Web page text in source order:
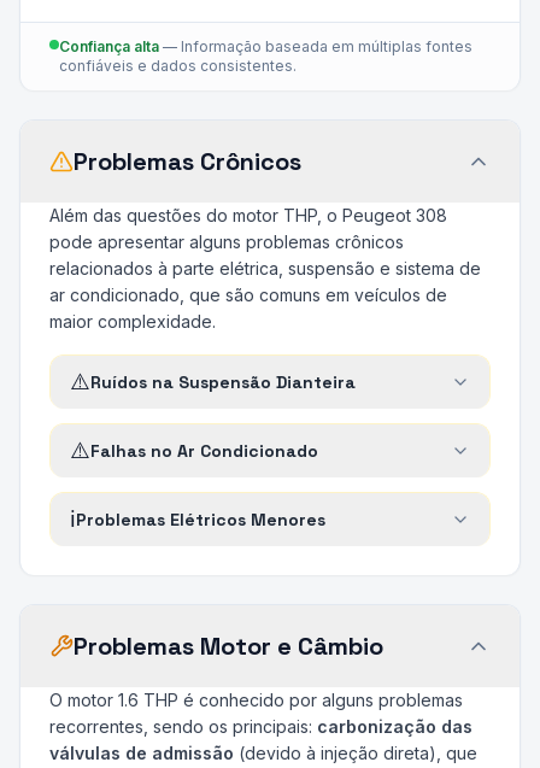
Confiança alta — Informação baseada em múltiplas fontes
confiáveis e dados consistentes.
Problemas Crônicos
Além das questões do motor THP, o Peugeot 308
pode apresentar alguns problemas crônicos
relacionados à parte elétrica, suspensão e sistema de
ar condicionado, que são comuns em veículos de
maior complexidade.
⚠️Ruídos na Suspensão Dianteira
⚠️Falhas no Ar Condicionado
ℹ️Problemas Elétricos Menores
Problemas Motor e Câmbio
O motor 1.6 THP é conhecido por alguns problemas
recorrentes, sendo os principais: carbonização das
válvulas de admissão (devido à injeção direta), que